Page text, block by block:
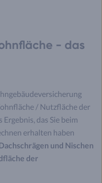
- das
/ Nutzfläche der
das Sie beim
erhalten haben
und Nischen
der